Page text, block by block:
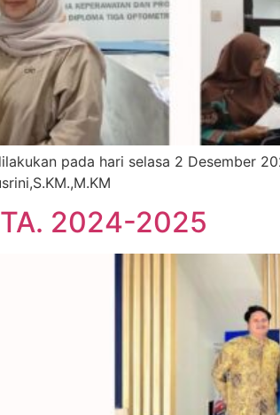
pada hari selasa 2 Desember
2024-2025